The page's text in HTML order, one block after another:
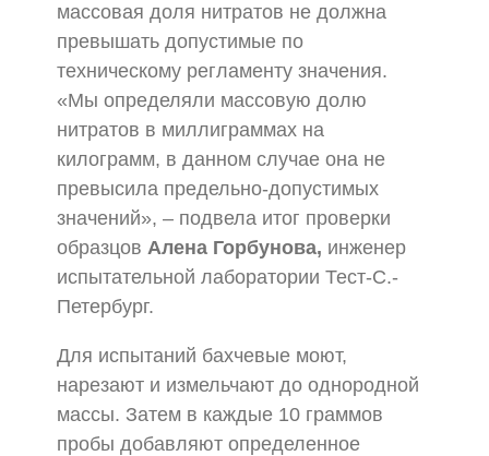
массовая доля нитратов не должна
превышать допустимые по
техническому регламенту значения.
«Мы определяли массовую долю
нитратов в миллиграммах на
килограмм, в данном случае она не
превысила предельно-допустимых
значений», – подвела итог проверки
образцов Алена Горбунова, инженер
испытательной лаборатории Тест-С.-
Петербург.
Для испытаний бахчевые моют,
нарезают и измельчают до однородной
массы. Затем в каждые 10 граммов
пробы добавляют определенное